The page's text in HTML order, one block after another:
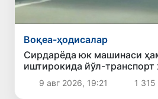
Воқеа-ҳодисалар
Сирдарёда юк машинаси
иштирокида йўл-транспорт
бўлди9 авг 2026, 19:21 1 315